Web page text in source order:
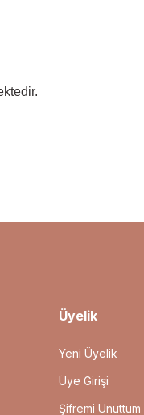
Üyelik
Yeni Üyelik
Üye Girişi
Şifremi Unuttum